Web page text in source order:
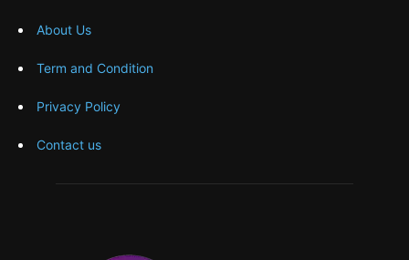
About Us
Term and Condition
Privacy Policy
Contact us